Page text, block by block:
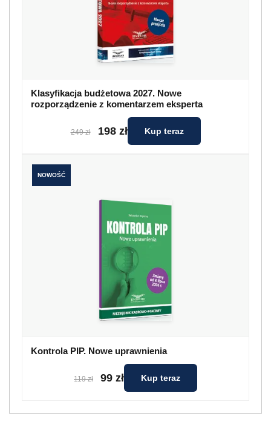
Klasyfikacja budżetowa 2027. Nowe
rozporządzenie z komentarzem eksperta
249 zł 198 zł Kup teraz
NOWOŚĆ
Kontrola PIP. Nowe uprawnienia
119 zł 99 zł Kup teraz